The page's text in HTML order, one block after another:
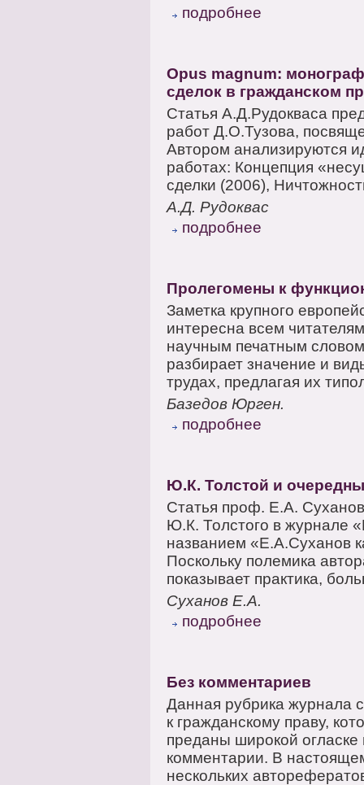
подробнее
Opus magnum:
сделок в гражданском
Статья А.Д.Рудокваса
работ Д.О.Тузова,
Автором анализируются
работах: Концепция
сделки (2006),
А.Д. Рудоквас
подробнее
Пролегомены к
Заметка крупного
интересна всем
научным печатным
разбирает значение и
трудах, предлагая их
Базедов Юрген.
подробнее
Ю.К. Толстой и
Статья проф. Е.А.
Ю.К. Толстого в журнале
названием «Е.А.Суханов
Поскольку полемика
показывает практика,
Суханов Е.А.
подробнее
Без комментариев
Данная рубрика
к гражданскому праву,
преданы широкой
комментарии. В
нескольких